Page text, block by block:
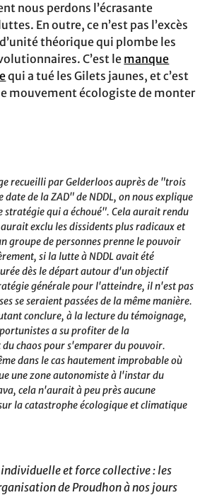
nous perdons l’écrasante
En outre, ce n’est pas l’excès
théorique qui plombe les
C’est le manque
qui a tué les Gilets jaunes, et c’est
mouvement écologiste de monter
recueilli par Gelderloos auprès de "trois
date de la ZAD" de NDDL, on nous explique
stratégie qui a échoué". Cela aurait rendu
exclu les dissidents plus radicaux et
groupe de personnes prenne le pouvoir
si la lutte à NDDL avait été
dès le départ autour d'un objectif
générale pour l'atteindre, il n'est pas
se seraient passées de la même manière.
conclure, à la lecture du témoignage,
a su profiter de la
chaos pour s'emparer du pouvoir.
dans le cas hautement improbable où
une zone autonomiste à l'instar du
cela n'aurait à peu près aucune
la catastrophe écologique et climatique
et force collective : les
de Proudhon à nos jours